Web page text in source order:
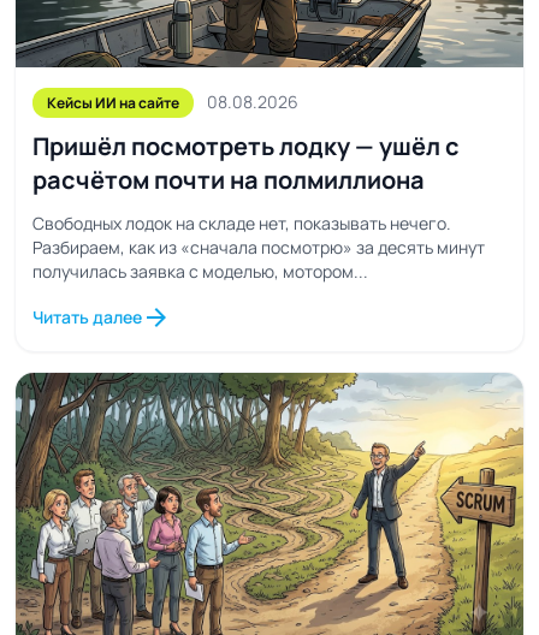
Кейсы ИИ на сайте 08.08.2026
Пришёл посмотреть лодку — ушёл с
расчётом почти на полмиллиона
Свободных лодок на складе нет, показывать нечего.
Разбираем, как из «сначала посмотрю» за десять минут
получилась заявка с моделью, мотором...
Читать далее arrow_forward